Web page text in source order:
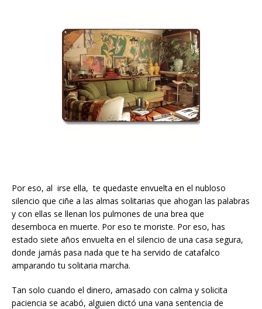
Por eso, al irse ella, te quedaste envuelta en el nubloso
silencio que ciñe a las almas solitarias que ahogan las palabras
y con ellas se llenan los pulmones de una brea que
desemboca en muerte. Por eso te moriste. Por eso, has
estado siete años envuelta en el silencio de una casa segura,
donde jamás pasa nada que te ha servido de catafalco
amparando tu solitaria marcha.
Tan solo cuando el dinero, amasado con calma y solicita
paciencia se acabó, alguien dictó una vana sentencia de